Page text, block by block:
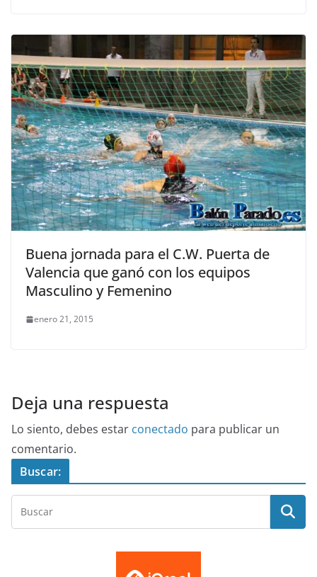
Buena jornada para el C.W. Puerta de
Valencia que ganó con los equipos
Masculino y Femenino
enero 21, 2015
Deja una respuesta
Lo siento, debes estar conectado para publicar un
comentario.
Buscar: